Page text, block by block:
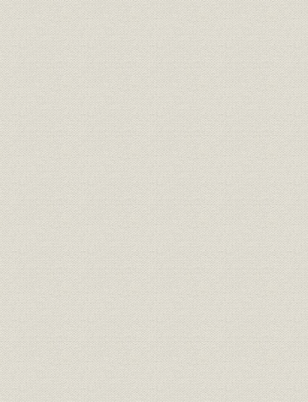
規則 申合之定書 安永三年
経営 惣同苗取為替証文 安永三年
経営 改申渡書付 安永三年
経営;規則 店々諸事改書付 安永三年
経営 申堅書 寛政九年
経営 八郎右衛門宛八郎兵衛等差出書 文化八年
経営 大元方宛両替店差出書 文化八年
経営
八郎右衛門・八郎兵衛宛本店差
出書
文政元年
月)
財務・業績 大元方勘定目録 宝永七年
財務・業績 大元方勘定目録
享保九年
ヨリ極月迄
財務・業績 大元方勘定目録
元文四年
月ヨリ極
財務・業績 大元方勘定目録
安永元年
ヨリ極月迄